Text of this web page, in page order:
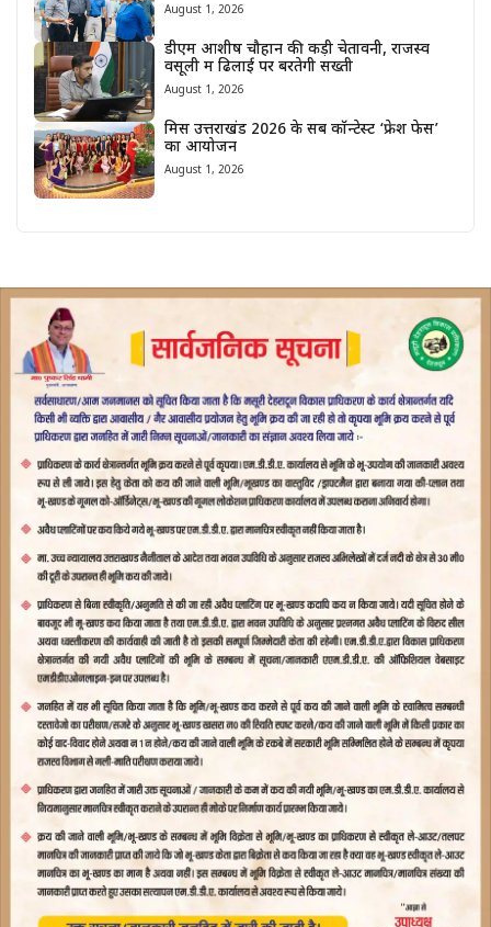
August 1, 2026
डीएम आशीष चौहान की कड़ी चेतावनी, राजस्व
वसूली में ढिलाई पर बरतेगी सख्ती
August 1, 2026
मिस उत्तराखंड 2026 के सब कॉन्टेस्ट ‘फ्रेश फेस’
का आयोजन
August 1, 2026